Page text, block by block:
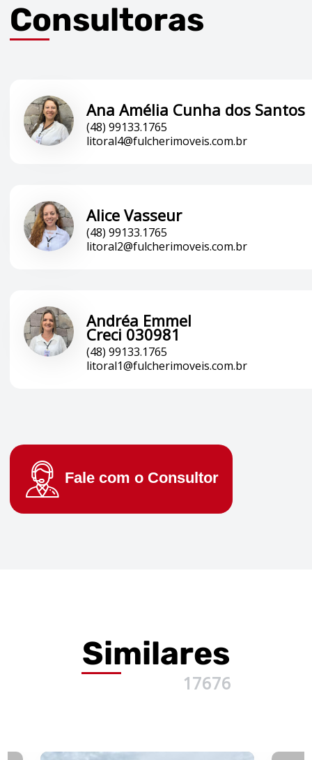
Consultoras
Ana Amélia Cunha dos Santos
(48) 99133.1765
litoral4@fulcherimoveis.com.br
Alice Vasseur
(48) 99133.1765
litoral2@fulcherimoveis.com.br
Andréa Emmel
Creci 030981
(48) 99133.1765
litoral1@fulcherimoveis.com.br
Fale com o Consultor
Similares
17676